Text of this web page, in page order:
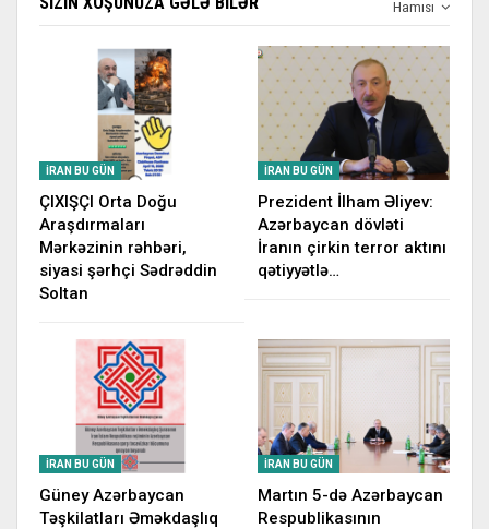
Hamısı
İRAN BU GÜN
ÇIXIŞÇI Orta Doğu
Araşdırmaları
Mərkəzinin rəhbəri,
siyasi şərhçi Sədrəddin
Soltan
İRAN BU GÜN
Prezident İlham Əliyev:
Azərbaycan dövləti
İranın çirkin terror aktını
qətiyyətlə…
İRAN BU GÜN
Güney Azərbaycan
Təşkilatları Əməkdaşlıq
İRAN BU GÜN
Martın 5-də Azərbaycan
Respublikasının